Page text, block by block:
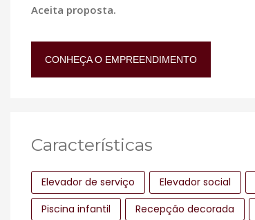
Aceita proposta.
CONHEÇA O EMPREENDIMENTO
Características
Elevador de serviço Elevador social
Piscina infantil
Recepção decorada